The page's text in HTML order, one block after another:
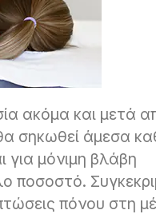
ακόμα και μετά
σηκωθεί άμεσα
για μόνιμη βλάβη
ποσοστό.
πόνου στη